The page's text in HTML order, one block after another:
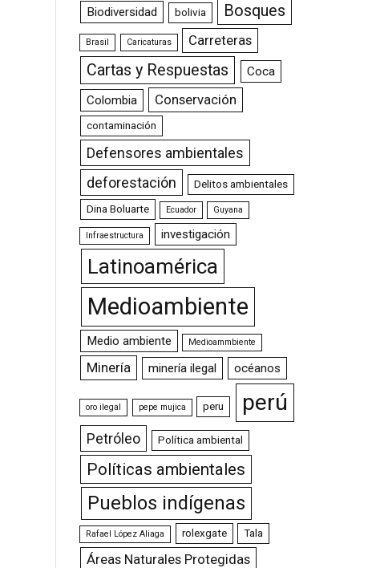
Biodiversidad bolivia Bosques
Brasil Caricaturas Carreteras
Cartas y Respuestas
Coca
Colombia
Conservación
contaminación
Defensores ambientales
deforestación
Delitos ambientales
Dina Boluarte Ecuador Guyana
Infraestructura investigación
Latinoamérica
Medioambiente
Medio ambiente Medioammbiente
Minería minería ilegal océanos
oro ilegal pepe mujica peru perú
Petróleo Política ambiental
Políticas ambientales
Pueblos indígenas
Rafael López Aliaga rolexgate Tala
Áreas Naturales Protegidas